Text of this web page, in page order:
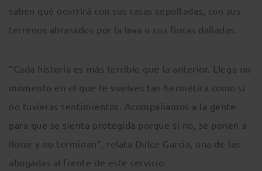
saben qué ocurrirá con sus casas sepultadas, con sus
terrenos abrasados por la lava o sus fincas dañadas.
“Cada historia es más terrible que la anterior. Llega un
momento en el que te vuelves tan hermética como si
no tuvieras sentimientos. Acompañamos a la gente
para que se sienta protegida porque si no, se ponen a
llorar y no terminan”, relata Dulce García, una de las
abogadas al frente de este servicio.